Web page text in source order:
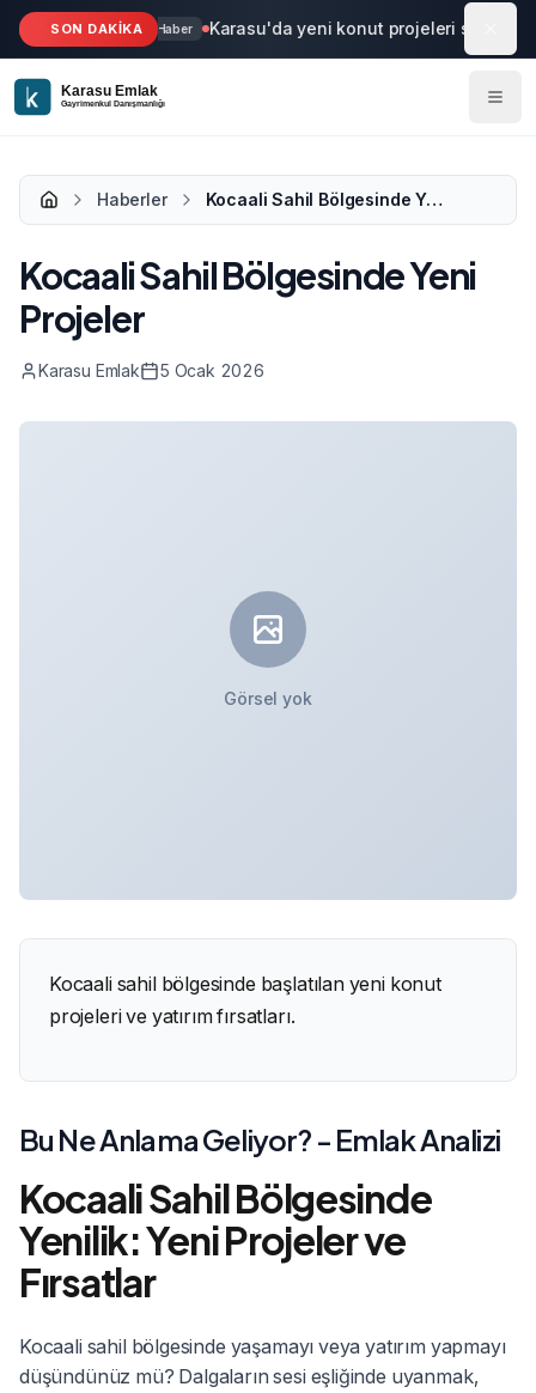
Ana içeriğe geç
SON DAKİKA Haber Karasu'da yeni konut projeleri start aldı
Haberler Kocaali Sahil Bölgesinde Yeni Projeler
Kocaali Sahil Bölgesinde Yeni
Projeler
Karasu Emlak 5 Ocak 2026
Görsel yok
Kocaali sahil bölgesinde başlatılan yeni konut
projeleri ve yatırım fırsatları.
Bu Ne Anlama Geliyor? - Emlak Analizi
Kocaali Sahil Bölgesinde
Yenilik: Yeni Projeler ve
Fırsatlar
Kocaali sahil bölgesinde yaşamayı veya yatırım yapmayı
düşündünüz mü? Dalgaların sesi eşliğinde uyanmak,